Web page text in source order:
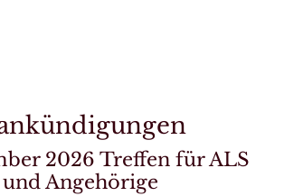
2026 Treffen für ALS
Angehörige